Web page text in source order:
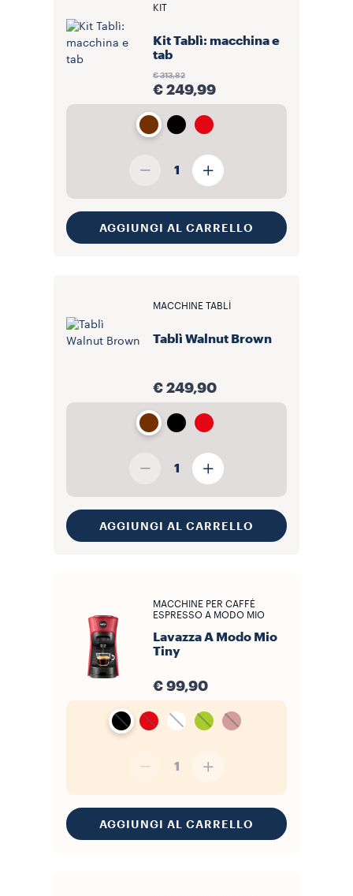
KIT
Kit Tablì: macchina e
tab
€ 313,82
€ 249,99
1
AGGIUNGI AL CARRELLO
MACCHINE TABLÌ
Tablì Walnut Brown
€ 249,90
1
AGGIUNGI AL CARRELLO
MACCHINE PER CAFFÈ
ESPRESSO A MODO MIO
Lavazza A Modo Mio
Tiny
€ 99,90
1
AGGIUNGI AL CARRELLO